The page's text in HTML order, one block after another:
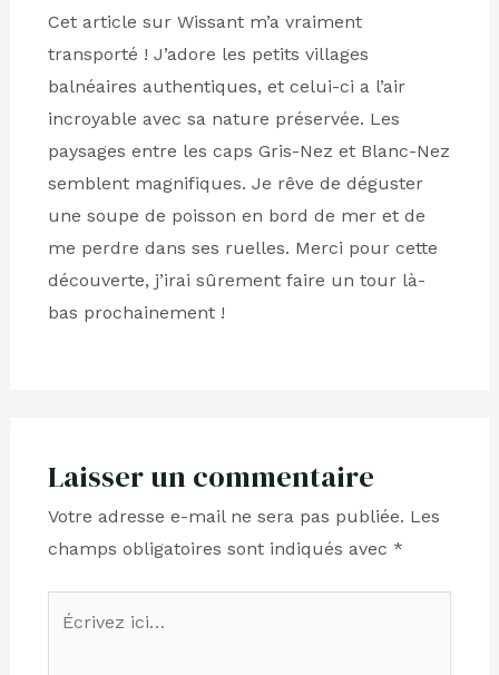
Cet article sur Wissant m’a vraiment
transporté ! J’adore les petits villages
balnéaires authentiques, et celui-ci a l’air
incroyable avec sa nature préservée. Les
paysages entre les caps Gris-Nez et Blanc-Nez
semblent magnifiques. Je rêve de déguster
une soupe de poisson en bord de mer et de
me perdre dans ses ruelles. Merci pour cette
découverte, j’irai sûrement faire un tour là-
bas prochainement !
Laisser un commentaire
Votre adresse e-mail ne sera pas publiée. Les
champs obligatoires sont indiqués avec *